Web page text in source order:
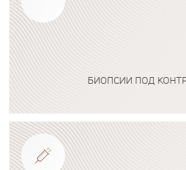
БИОПСИИ ПОД
Подробнее о программе